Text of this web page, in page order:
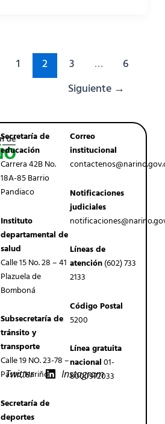
1 2 3 …
6
Siguiente →
Twitter Instagram
Secretaría de
educación
Carrera 42B No.
18A-85 Barrio
Pandiaco
Instituto
departamental de
salud
Calle 15 No. 28 – 41
Plazuela de
Bomboná
Subsecretaría de
tránsito y
transporte
Calle 19 NO. 23-78 –
Pasto, Nariño
Secretaría de
deportes
Correo
institucional
Notificaciones
judiciales
Líneas de
atención(602) 733
2133
Código Postal
5200
Línea gratuita
nacional 01-
8000972033